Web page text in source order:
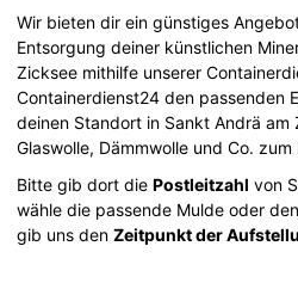
Wir bieten dir ein günstiges
Entsorgung deiner künstlichen
Zicksee mithilfe unserer
Containerdienst24 den passenden
deinen Standort in Sankt Andrä am
Glaswolle, Dämmwolle und Co. zum
Bitte gib dort diePostleitzahl von
wähle die passende Mulde oder
gib uns denZeitpunkt der